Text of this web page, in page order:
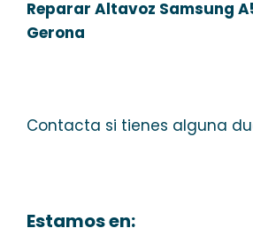
Reparar Altavoz Samsung
Gerona
Contacta si tienes alguna
Estamos en: